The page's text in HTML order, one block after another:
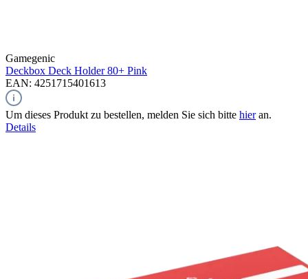
Gamegenic
Deckbox Deck Holder 80+ Pink
EAN: 4251715401613
Um dieses Produkt zu bestellen, melden Sie sich bitte hieran.
Details